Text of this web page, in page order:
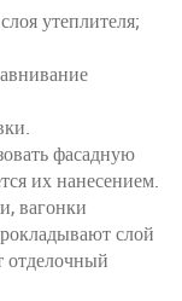
утеплителя;
фасадную
их нанесением.
вагонки
слой
отделочный